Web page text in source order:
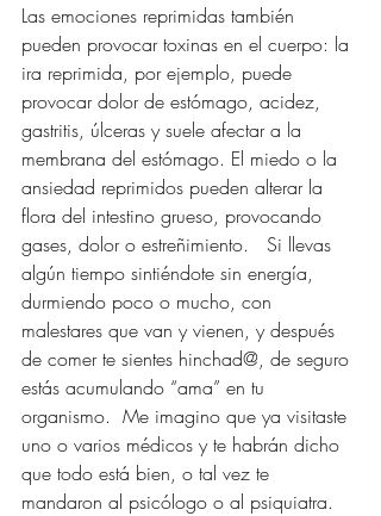
Las emociones reprimidas también
pueden provocar toxinas en el cuerpo: la
ira reprimida, por ejemplo, puede
provocar dolor de estómago, acidez,
gastritis, úlceras y suele afectar a la
membrana del estómago. El miedo o la
ansiedad reprimidos pueden alterar la
flora del intestino grueso, provocando
gases, dolor o estreñimiento.
Si llevas
algún tiempo sintiéndote sin energía,
durmiendo poco o mucho, con
malestares que van y vienen, y después
de comer te sientes hinchad@, de seguro
estás acumulando “ama” en tu
organismo.  Me imagino que ya visitaste
uno o varios médicos y te habrán dicho
que todo está bien, o tal vez te
mandaron al psicólogo o al psiquiatra.